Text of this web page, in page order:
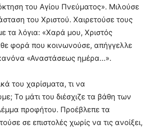
του Αγίου Πνεύματος». Μιλούσε
του Χριστού. Χαιρετούσε τους
τα λόγια: «Χαρά μου, Χριστός
φορά που κοινωνούσε, απήγγελλε
«Αναστάσεως ημέρα…».
του χαρίσματα, τι να
Το μάτι του διέσχιζε τα βάθη των
προφήτου. Προέβλεπε τα
σε επιστολές χωρίς να τις ανοίξει,